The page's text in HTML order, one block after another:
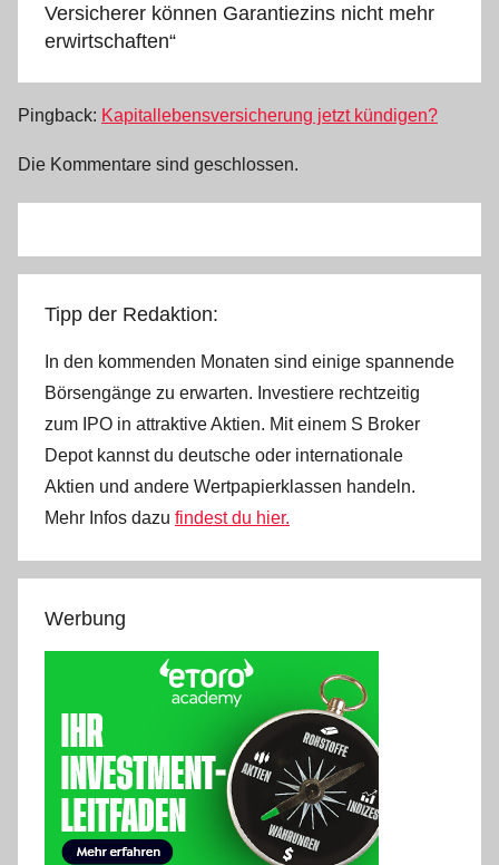
Versicherer können Garantiezins nicht mehr
erwirtschaften“
Pingback: Kapitallebensversicherung jetzt kündigen?
Die Kommentare sind geschlossen.
Tipp der Redaktion:
In den kommenden Monaten sind einige spannende
Börsengänge zu erwarten. Investiere rechtzeitig
zum IPO in attraktive Aktien. Mit einem S Broker
Depot kannst du deutsche oder internationale
Aktien und andere Wertpapierklassen handeln.
Mehr Infos dazu findest du hier.
Werbung